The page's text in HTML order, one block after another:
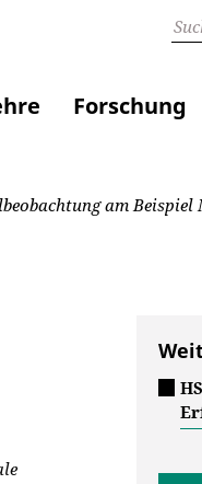
Forschung
am Beispiel